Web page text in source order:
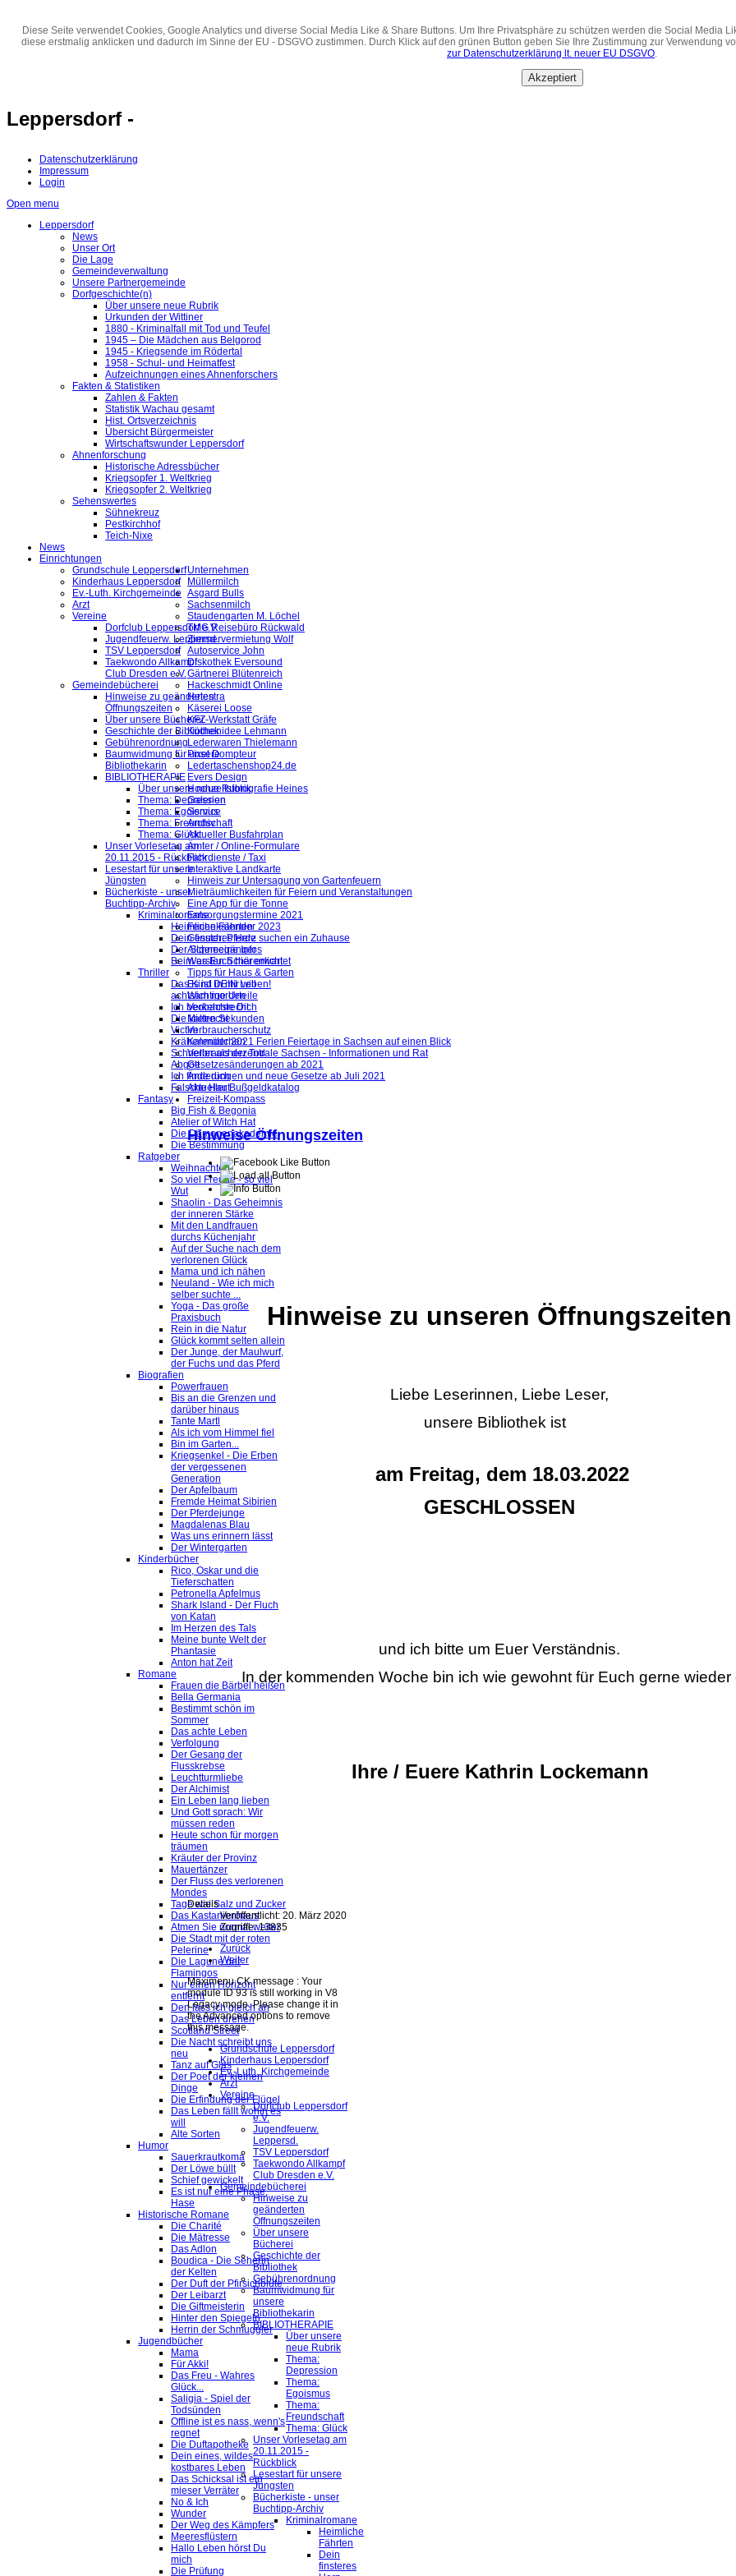
Diese Seite verwendet Cookies, Google Analytics und diverse Social Media Like & Share Buttons. Um Ihre Privatsphäre zu schützen werden die Social Media
diese erstmalig anklicken und dadurch im Sinne der EU - DSGVO zustimmen. Durch Klick auf den grünen Button geben Sie Ihre Zustimmung zur Verwendung
zur Datenschutzerklärung lt. neuer EU DSGVO.
Akzeptiert
Leppersdorf -
Datenschutzerklärung
Impressum
Login
Open menu
Leppersdorf
News
Unser Ort
Die Lage
Gemeindeverwaltung
Unsere Partnergemeinde
Dorfgeschichte(n)
Über unsere neue Rubrik
Urkunden der Wittiner
1880 - Kriminalfall mit Tod und Teufel
1945 – Die Mädchen aus Belgorod
1945 - Kriegsende im Rödertal
1958 - Schul- und Heimatfest
Aufzeichnungen eines Ahnenforschers
Fakten & Statistiken
Zahlen & Fakten
Statistik Wachau gesamt
Hist. Ortsverzeichnis
Übersicht Bürgermeister
Wirtschaftswunder Leppersdorf
Ahnenforschung
Historische Adressbücher
Kriegsopfer 1. Weltkrieg
Kriegsopfer 2. Weltkrieg
Sehenswertes
Sühnekreuz
Pestkirchhof
Teich-Nixe
News
Einrichtungen
Grundschule Leppersdorf
Kinderhaus Leppersdorf
Ev.-Luth. Kirchgemeinde
Arzt
Vereine
Dorfclub Leppersdorf e.V.
Jugendfeuerw. Leppersd.
TSV Leppersdorf
Taekwondo Allkampf
Club Dresden e.V.
Gemeindebücherei
Hinweise zu geänderten
Öffnungszeiten
Über unsere Bücherei
Geschichte der Bibliothek
Gebührenordnung
Baumwidmung für unsere
Bibliothekarin
BIBLIOTHERAPIE
Über unsere neue Rubrik
Thema: Depression
Thema: Egoismus
Thema: Freundschaft
Thema: Glück
Unser Vorlesetag am
20.11.2015 - Rückblick
Lesestart für unsere
Jüngsten
Bücherkiste - unser
Buchtipp-Archiv
Kriminalromane
Heimliche Fährten
Dein finsteres Herz
Der Schneegänger
Beim ersten Schärenlicht
Thriller
Das Kind in mir will
achtsam morden
Ich beobachte Dich
Die kalten Sekunden
Victim
Krähenmädchen
Schneller als der Tod
Abgott
Ich finde dich
Falsche Haut
Fantasy
Big Fish & Begonia
Atelier of Witch Hat
Die Dämonenakademie
Die Bestimmung
Ratgeber
Weihnachten
So viel Freude - so viel
Wut
Shaolin - Das Geheimnis
der inneren Stärke
Mit den Landfrauen
durchs Küchenjahr
Auf der Suche nach dem
verlorenen Glück
Mama und ich nähen
Neuland - Wie ich mich
selber suchte ...
Yoga - Das große
Praxisbuch
Rein in die Natur
Glück kommt selten allein
Der Junge, der Maulwurf,
der Fuchs und das Pferd
Biografien
Powerfrauen
Bis an die Grenzen und
darüber hinaus
Tante Martl
Als ich vom Himmel fiel
Bin im Garten...
Kriegsenkel - Die Erben
der vergessenen
Generation
Der Apfelbaum
Fremde Heimat Sibirien
Der Pferdejunge
Magdalenas Blau
Was uns erinnern lässt
Der Wintergarten
Kinderbücher
Rico, Oskar und die
Tieferschatten
Petronella Apfelmus
Shark Island - Der Fluch
von Katan
Im Herzen des Tals
Meine bunte Welt der
Phantasie
Anton hat Zeit
Romane
Frauen die Bärbel heißen
Bella Germania
Bestimmt schön im
Sommer
Das achte Leben
Verfolgung
Der Gesang der
Flusskrebse
Leuchtturmliebe
Der Alchimist
Ein Leben lang lieben
Und Gott sprach: Wir
müssen reden
Heute schon für morgen
träumen
Kräuter der Provinz
Mauertänzer
Der Fluss des verlorenen
Mondes
Tage wie Salz und Zucker
Das Kastanienhaus
Atmen Sie normal weiter
Die Stadt mit der roten
Pelerine
Die Lagune der
Flamingos
Nur einen Horizont
entfernt
Den lass ich gleich an
Das Leben drehen
Scotland Street
Die Nacht schreibt uns
neu
Tanz auf Glas
Der Poet der kleinen
Dinge
Die Erfindung der Flügel
Das Leben fällt wohin es
will
Alte Sorten
Humor
Sauerkrautkoma
Der Löwe büllt
Schief gewickelt
Es ist nur eine Phase,
Hase
Historische Romane
Die Charité
Die Mätresse
Das Adlon
Boudica - Die Seherin
der Kelten
Der Duft der Pfirsichblüte
Der Leibarzt
Die Giftmeisterin
Hinter den Spiegeln
Herrin der Schmuggler
Jugendbücher
Mama
Für Akki!
Das Freu - Wahres
Glück...
Saligia - Spiel der
Todsünden
Offline ist es nass, wenn's
regnet
Die Duftapotheke
Dein eines, wildes,
kostbares Leben
Das Schicksal ist ein
mieser Verräter
No & Ich
Wunder
Der Weg des Kämpfers
Meeresflüstern
Hallo Leben hörst Du
mich
Die Prüfung
Unternehmen
Müllermilch
Asgard Bulls
Sachsenmilch
Staudengarten M. Löchel
TMG Reisebüro Rückwald
Zimmervermietung Wolf
Autoservice John
Diskothek Eversound
Gärtnerei Blütenreich
Hackeschmidt Online
Helestra
Käserei Loose
KFZ-Werkstatt Gräfe
Küchenidee Lehmann
Lederwaren Thielemann
Pixel Dompteur
Ledertaschenshop24.de
Evers Design
Hochzeitsfotografie Heines
Galerien
Service
Archiv
Aktueller Busfahrplan
Ämter / Online-Formulare
Fahrdienste / Taxi
Interaktive Landkarte
Hinweis zur Untersagung von Gartenfeuern
Mieträumlichkeiten für Feiern und Veranstaltungen
Eine App für die Tonne
Entsorgungstermine 2021
Ferienkalender 2023
Gesuch: Pferde suchen ein Zuhause
Allgemeine Infos
Was Euch hier erwartet
Tipps für Haus & Garten
Es ist DEIN Leben!
Wichtige Urteile
Verkehrsrecht
Mietrecht
Verbraucherschutz
Kalender 2021 Ferien Feiertage in Sachsen auf einen Blick
Verbraucherzentrale Sachsen - Informationen und Rat
Gesetzesänderungen ab 2021
Änderungen und neue Gesetze ab Juli 2021
Aktueller Bußgeldkatalog
Freizeit-Kompass
Hinweise Öffnungszeiten
Hinweise zu unseren Öffnungszeiten
Liebe Leserinnen, Liebe Leser,
unsere Bibliothek ist
am Freitag, dem 18.03.2022
GESCHLOSSEN
und ich bitte um Euer Verständnis.
In der kommenden Woche bin ich wie gewohnt für Euch gerne wieder
Ihre / Euere Kathrin Lockemann
Details
Veröffentlicht: 20. März 2020
Zugriffe: 13835
Zurück
Weiter
Maximenu CK message : Your
module ID 93 is still working in V8
Legacy mode. Please change it in
the Advanced options to remove
this message.
Grundschule Leppersdorf
Kinderhaus Leppersdorf
Ev.-Luth. Kirchgemeinde
Arzt
Vereine
Dorfclub Leppersdorf
e.V.
Jugendfeuerw.
Leppersd.
TSV Leppersdorf
Taekwondo Allkampf
Club Dresden e.V.
Gemeindebücherei
Hinweise zu
geänderten
Öffnungszeiten
Über unsere
Bücherei
Geschichte der
Bibliothek
Gebührenordnung
Baumwidmung für
unsere
Bibliothekarin
BIBLIOTHERAPIE
Über unsere
neue Rubrik
Thema:
Depression
Thema:
Egoismus
Thema:
Freundschaft
Thema: Glück
Unser Vorlesetag am
20.11.2015 -
Rückblick
Lesestart für unsere
Jüngsten
Bücherkiste - unser
Buchtipp-Archiv
Kriminalromane
Heimliche
Fährten
Dein
finsteres